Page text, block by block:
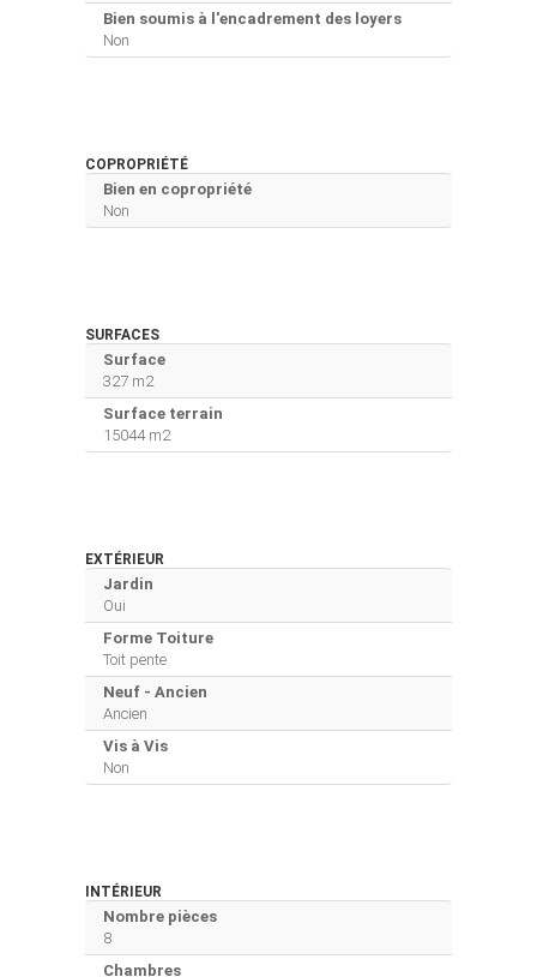
Bien soumis à l'encadrement des loyers
Non
COPROPRIÉTÉ
Bien en copropriété
Non
SURFACES
Surface
327 m2
Surface terrain
15044 m2
EXTÉRIEUR
Jardin
Oui
Forme Toiture
Toit pente
Neuf - Ancien
Ancien
Vis à Vis
Non
INTÉRIEUR
Nombre pièces
8
Chambres